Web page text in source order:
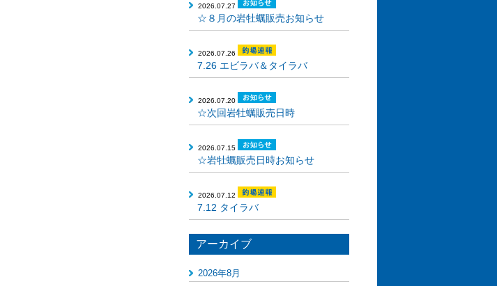
2026.07.27
☆８月の岩牡蠣販売お知らせ
2026.07.26
7.26 エビラバ＆タイラバ
2026.07.20
☆次回岩牡蠣販売日時
2026.07.15
☆岩牡蠣販売日時お知らせ
2026.07.12
7.12 タイラバ
アーカイブ
2026年8月